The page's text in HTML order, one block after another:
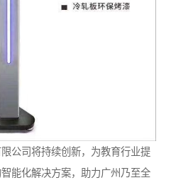
公司将持续创新，为教育行业提
能化解决方案，助力广州乃至全